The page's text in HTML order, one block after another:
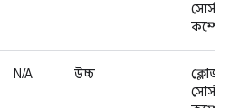
সোর্স
N/A উচ্চ
ক্লোজড
সোর্স